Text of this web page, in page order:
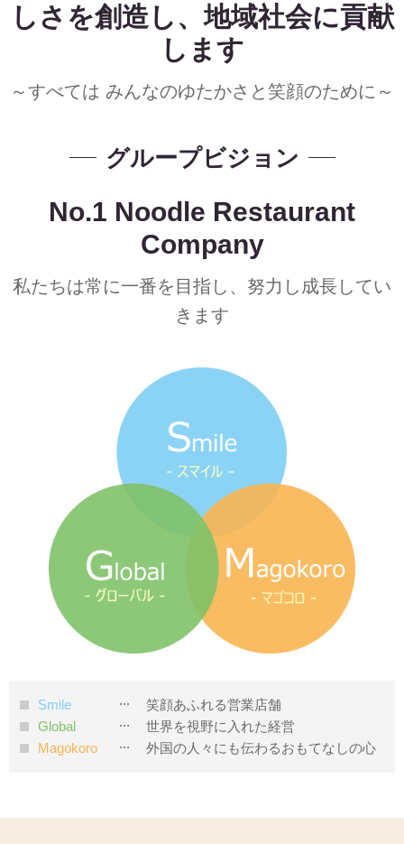
しさを創造し、地域社会に貢献
します
～すべては みんなのゆたかさと笑顔のために～
グループビジョン
No.1 Noodle Restaurant
Company
私たちは常に一番を目指し、努力し成長してい
きます
Smile
笑顔あふれる営業店舗
Global
世界を視野に入れた経営
Magokoro
外国の人々にも伝わるおもてなしの心